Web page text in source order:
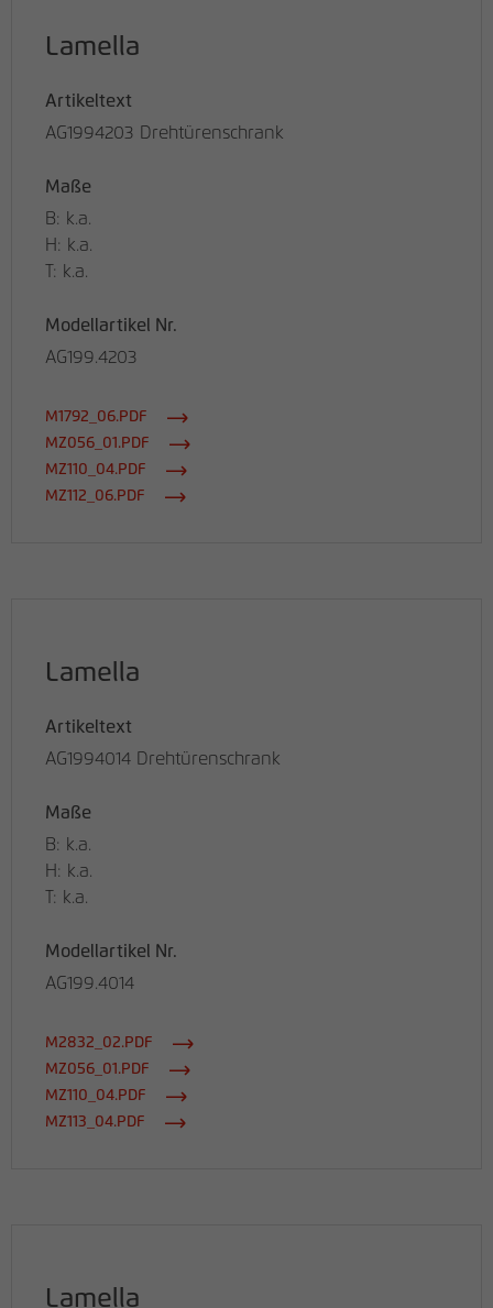
Lamella
Artikeltext
AG1994203 Drehtürenschrank
Maße
B: k.a.
H: k.a.
T: k.a.
Modellartikel Nr.
AG199.4203
M1792_06.PDF
MZ056_01.PDF
MZ110_04.PDF
MZ112_06.PDF
Lamella
Artikeltext
AG1994014 Drehtürenschrank
Maße
B: k.a.
H: k.a.
T: k.a.
Modellartikel Nr.
AG199.4014
M2832_02.PDF
MZ056_01.PDF
MZ110_04.PDF
MZ113_04.PDF
Lamella